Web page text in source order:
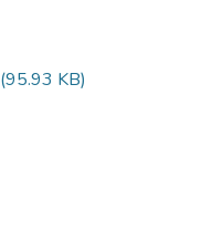
(95.93 KB)